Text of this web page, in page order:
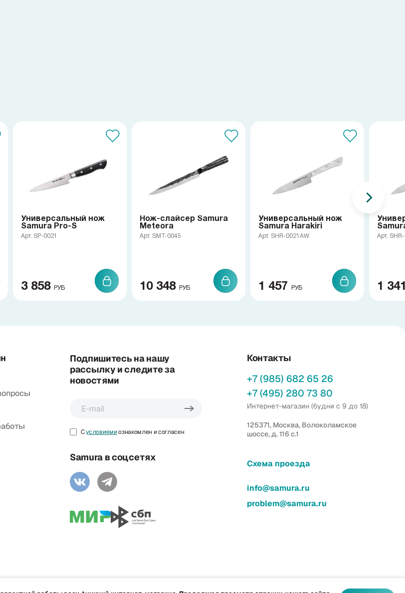
Универсальный нож
Samura Pro-S
Арт. SP-0021
3 858 РУБ
Нож-слайсер Samura
Meteora
Арт. SMT-0045
10 348 РУБ
Универсальный нож
Samura Harakiri
Арт. SHR-0021AW
1 457 РУБ
Арт.
1
Подпишитесь на нашу
рассылку и следите за
новостями
Сусловиямиознакомлен и согласен
Samura в соцсетях
Контакты
+7 (985) 682 65 26
+7 (495) 280 73 80
Интернет-магазин (будни с 9 до 18)
125371, Москва, Волоколамское
шоссе, д. 116 с.1
Схема проезда
info@samura.ru
problem@samura.ru